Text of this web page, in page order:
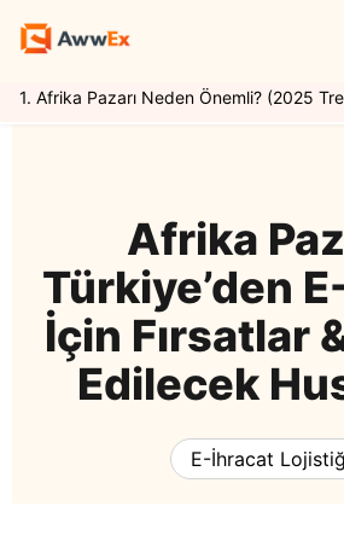
Yurtdışı Kargo
Navlun Yönetimi
E İhracat Lojistiği
Express Kargo
Awwex Nedir ?
Uluslararası Taşımacılık
Mikro İhracat
Kaynaklar
Afrika
Türkiye’den
İçin Fırsatlar
Edilecek
E-İhracat
1. Afrika Pazarı Neden Önemli? (2025